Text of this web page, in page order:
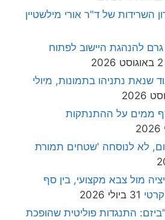
השרידות של ד"ר אורי מילשטיין
להנהגת היישוב לפתוח
2 באוגוסט 2026
שנאת נתניהו בתמונות, מיולי
ממים על ההתנתקות
לא לנוסחה 'שטחים תמורת
מול צבא מקצועי, בין סף
31 ביולי 2026
התנגדות פוליטית שהופכת